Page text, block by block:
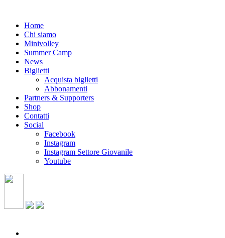
Home
Chi siamo
Minivolley
Summer Camp
News
Biglietti
Acquista biglietti
Abbonamenti
Partners & Supporters
Shop
Contatti
Social
Facebook
Instagram
Instagram Settore Giovanile
Youtube